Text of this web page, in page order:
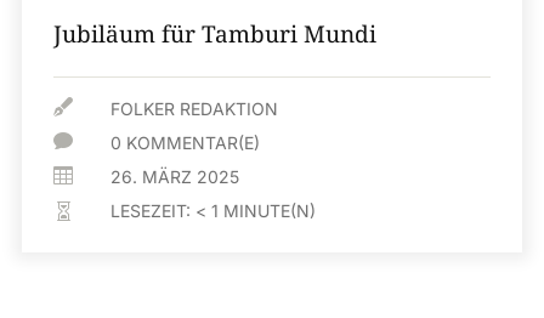
Jubiläum für Tamburi Mundi
 FOLKER REDAKTION
 0 KOMMENTAR(E)
 26. MÄRZ 2025
 LESEZEIT: < 1 MINUTE(N)